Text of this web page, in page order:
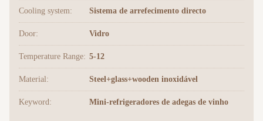
Cooling system: Sistema de arrefecimento directo
Door: Vidro
Temperature Range: 5-12
Material: Steel+glass+wooden inoxidável
Keyword: Mini-refrigeradores de adegas de vinho